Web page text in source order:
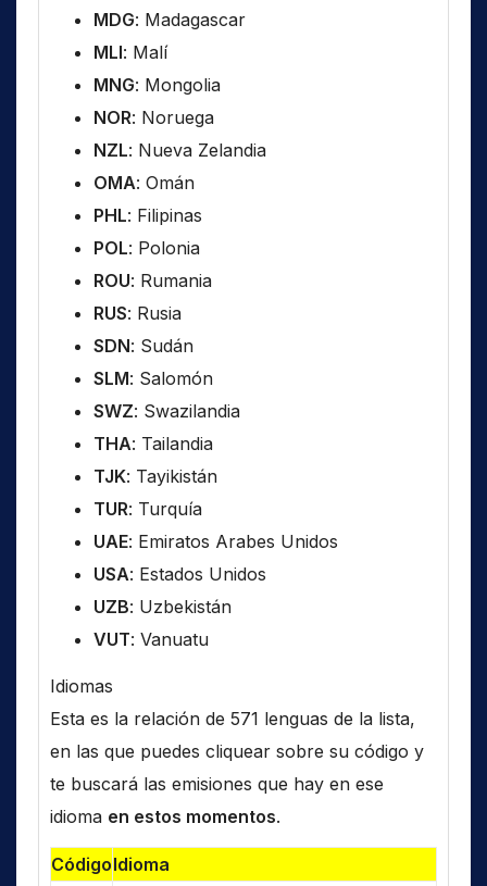
MDG: Madagascar
MLI: Malí
MNG: Mongolia
NOR: Noruega
NZL: Nueva Zelandia
OMA: Omán
PHL: Filipinas
POL: Polonia
ROU: Rumania
RUS: Rusia
SDN: Sudán
SLM: Salomón
SWZ: Swazilandia
THA: Tailandia
TJK: Tayikistán
TUR: Turquía
UAE: Emiratos Arabes Unidos
USA: Estados Unidos
UZB: Uzbekistán
VUT: Vanuatu
Idiomas
Esta es la relación de 571 lenguas de la lista,
en las que puedes cliquear sobre su código y
te buscará las emisiones que hay en ese
idioma en estos momentos.
CódigoIdioma